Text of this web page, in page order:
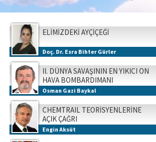
ELİMİZDEKİ AYÇİÇEĞİ
Doç. Dr. Esra Bihter Gürler
II. DÜNYA SAVAŞININ EN YIKICI ON
HAVA BOMBARDIMANI
Osman Gazi Baykal
CHEMTRAIL TEORİSYENLERİNE
AÇIK ÇAĞRI
Engin Aksüt